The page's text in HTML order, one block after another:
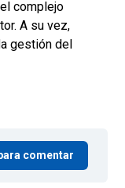
complejo
A su vez,
gestión del
comentar